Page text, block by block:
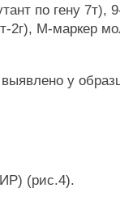
по гену 7т),
2г), М-маркер
у
(рис.4).